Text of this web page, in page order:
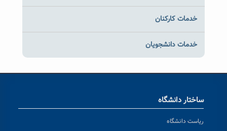
خدمات کارکنان
خدمات دانشجویان
ساختار دانشگاه
ریاست دانشگاه